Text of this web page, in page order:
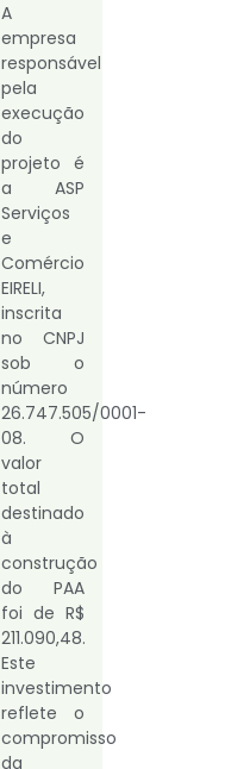
A
empresa
responsável
pela
execução
do
projeto é
a ASP
Serviços
e
Comércio
EIRELI,
inscrita
no CNPJ
sob o
número
26.747.505/0001-
08. O
valor
total
destinado
à
construção
do PAA
foi de R$
211.090,48.
Este
investimento
reflete o
compromisso
da